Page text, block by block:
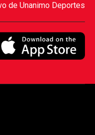
de Unanimo Deportes